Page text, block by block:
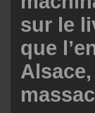
sur le
que